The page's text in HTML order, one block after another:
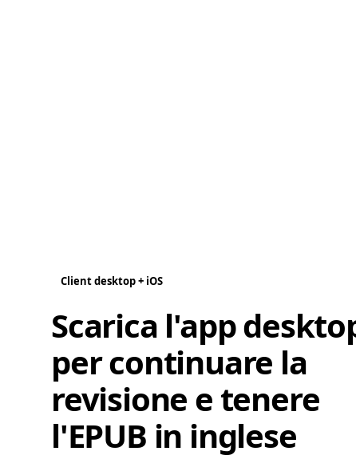
Client desktop + iOS
Scarica l'app
per continuare la
revisione e tenere
l'EPUB in inglese